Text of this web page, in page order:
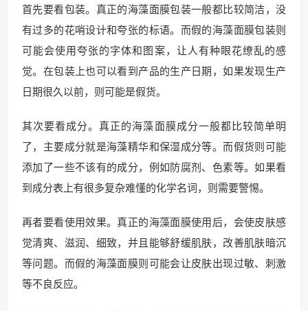
首先要看包装。真正的海藻面膜包装一般都比较简洁，没
有过多的花哨设计和夸张的标语。而假的海藻面膜包装则
可能会使用夸张的字体和图案，让人有种眼花缭乱的感
觉。在包装上也可以看到产品的生产日期，如果发现生产
日期很久以前，则可能是假货。
其次要看成分。真正的海藻面膜成分一般都比较简单明
了，主要成分就是海藻精华和保湿成分等。而假货则可能
添加了一些不该有的成分，例如防腐剂、色素等。如果看
到成分表上有很多复杂难懂的化学名词，则需要警惕。
再者要看使用效果。真正的海藻面膜使用后，会使皮肤感
觉清爽、滋润、细致，并且能够舒缓肌肤，改善肌肤暗沉
等问题。而假的海藻面膜则可能会让皮肤出现过敏、刺激
等不良反应。